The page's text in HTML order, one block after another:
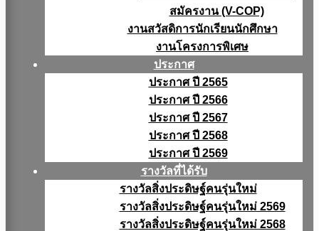
สมัครงาน (V-COP)
งานสวัสดิการนักเรียนนักศึกษา
งานโครงการพิเศษ
ประกาศ
ประกาศ ปี 2565
ประกาศ ปี 2566
ประกาศ ปี 2567
ประกาศ ปี 2568
ประกาศ ปี 2569
รางวัลที่ได้รับ
รางวัลสิ่งประดิษฐ์คนรุ่นใหม่
รางวัลสิ่งประดิษฐ์คนรุ่นใหม่ 2569
รางวัลสิ่งประดิษฐ์คนรุ่นใหม่ 2568